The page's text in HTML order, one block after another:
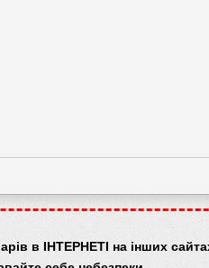
в ІНТЕРНЕТІ на інших